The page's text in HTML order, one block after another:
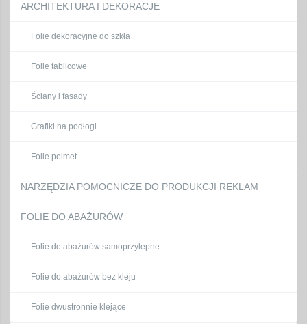
ARCHITEKTURA I DEKORACJE
Folie dekoracyjne do szkła
Folie tablicowe
Ściany i fasady
Grafiki na podłogi
Folie pelmet
NARZĘDZIA POMOCNICZE DO PRODUKCJI REKLAM
FOLIE DO ABAŻURÓW
Folie do abażurów samoprzylepne
Folie do abażurów bez kleju
Folie dwustronnie klejące